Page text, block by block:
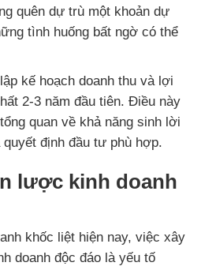
quên dự trù một khoản dự
tình huống bất ngờ có thể
kế hoạch doanh thu và lợi
2-3 năm đầu tiên. Điều này
quan về khả năng sinh lời
định đầu tư phù hợp.
lược kinh doanh
khốc liệt hiện nay, việc xây
doanh độc đáo là yếu tố